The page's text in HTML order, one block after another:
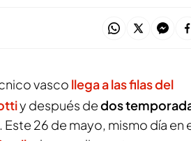
vasco llega a las filas del
y después dedos
. Este 26 de mayo, mismo día en